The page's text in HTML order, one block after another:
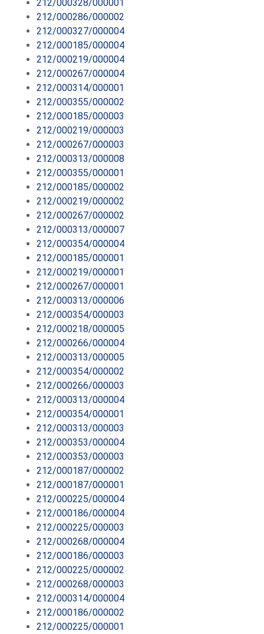
212/000328/000001
212/000286/000002
212/000327/000004
212/000185/000004
212/000219/000004
212/000267/000004
212/000314/000001
212/000355/000002
212/000185/000003
212/000219/000003
212/000267/000003
212/000313/000008
212/000355/000001
212/000185/000002
212/000219/000002
212/000267/000002
212/000313/000007
212/000354/000004
212/000185/000001
212/000219/000001
212/000267/000001
212/000313/000006
212/000354/000003
212/000218/000005
212/000266/000004
212/000313/000005
212/000354/000002
212/000266/000003
212/000313/000004
212/000354/000001
212/000313/000003
212/000353/000004
212/000353/000003
212/000187/000002
212/000187/000001
212/000225/000004
212/000186/000004
212/000225/000003
212/000268/000004
212/000186/000003
212/000225/000002
212/000268/000003
212/000314/000004
212/000186/000002
212/000225/000001